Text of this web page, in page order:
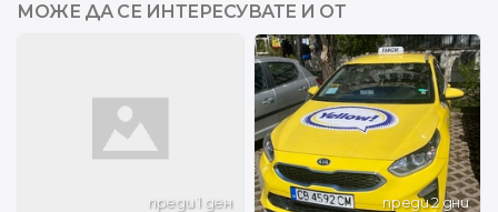
МОЖЕ ДА СЕ ИНТЕРЕСУВАТЕ И ОТ
преди 1 ден преди 2 дни